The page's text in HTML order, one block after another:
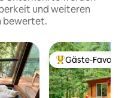
und weiteren
bewertet.
Beliebter Gäste-
Gäste-Favorit